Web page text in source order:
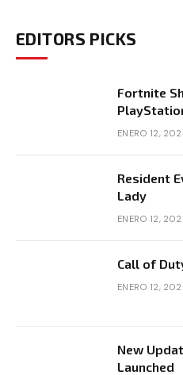
EDITORS PICKS
Fortnite
ENERO 12,
Resident
Lady
ENERO 12,
Call of
ENERO 12,
New
Launched